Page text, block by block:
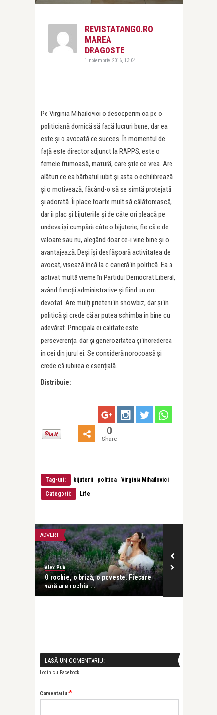
REVISTATANGO.RO
MAREA
DRAGOSTE
1 noiembrie 2016, 13:04
Pe Virginia Mihailovici o descoperim ca pe o
politiciană dornică să facă lucruri bune, dar ea
este și o avocată de succes. În momentul de
față este director adjunct la RAPPS, este o
femeie frumoasă, matură, care știe ce vrea. Are
alături de ea bărbatul iubit și asta o echilibrează
și o motivează, făcând-o să se simtă protejată
și adorată. Îi place foarte mult să călătorească,
dar îi plac și bijuteriile și de câte ori pleacă pe
undeva își cumpără câte o bijuterie, fie că e de
valoare sau nu, alegând doar ce-i vine bine și o
avantajează. Deși își desfășoară activitatea de
avocat, visează încă la o carieră în politică. Ea a
activat multă vreme în Partidul Democrat Liberal,
având funcții administrative și fiind un om
devotat. Are mulți prieteni în showbiz, dar și în
politică și crede că ar putea schimba în bine cu
adevărat. Principala ei calitate este
perseverența, dar și generozitatea și încrederea
în cei din jurul ei. Se consideră norocoasă și
crede că iubirea e esențială.
Distribuie:
0
Share
Tag-uri: bijuterii · politica · Virginia Mihailovici
Categorii: Life
ADVERT
Alex Pub
O rochie, o briză, o poveste. Fiecare
vară are rochia ...
LASĂ UN COMENTARIU:
Login cu Facebook
Comentariu:*